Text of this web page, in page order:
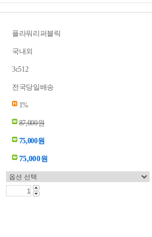
플라워리퍼블릭
국내외
3c512
전국당일배송
1%
87,000원
75,000원
75,000원